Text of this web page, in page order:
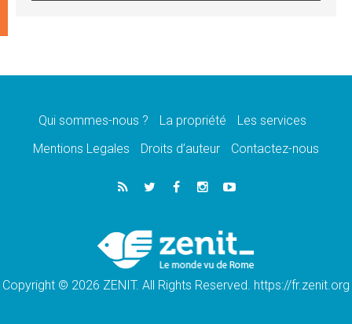
08.08.2026
08.08.2026
catholiques
Au Bangladesh, l'Église accompagne les
Dalits sur le chemin de la dignité
Philippines: le vicariat apostolique de
Calapan devient un diocèse
Qui sommes-nous ? La propriété
Les services
Mentions Legales
Droits d’auteur Contactez-nous
Copyright © 2026 ZENIT. All Rights Reserved. https://fr.zenit.org